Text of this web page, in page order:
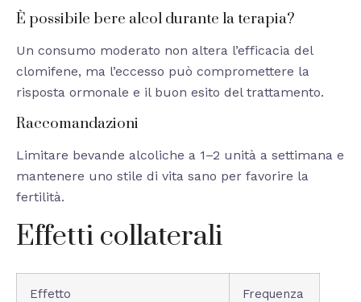
È possibile bere alcol durante la terapia?
Un consumo moderato non altera l’efficacia del
clomifene, ma l’eccesso può compromettere la
risposta ormonale e il buon esito del trattamento.
Raccomandazioni
Limitare bevande alcoliche a 1–2 unità a settimana e
mantenere uno stile di vita sano per favorire la
fertilità.
Effetti collaterali
Effetto Frequenza